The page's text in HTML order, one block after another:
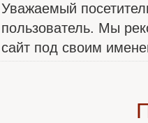
Уважаемый
пользователь. Мы
сайт под своим